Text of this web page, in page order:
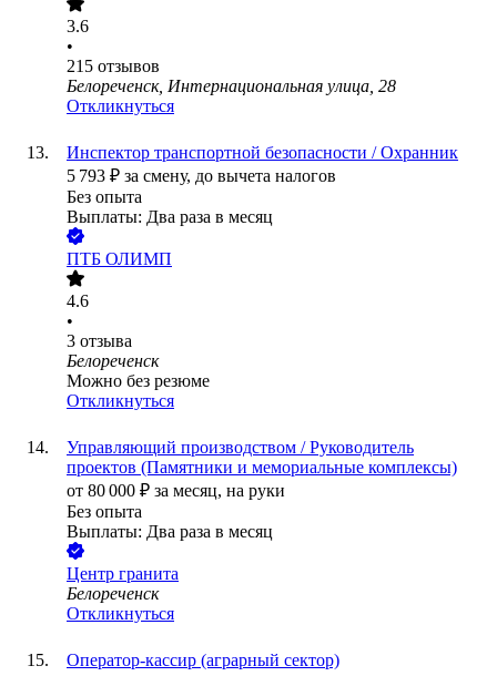
3.6
•
215 отзывов
Белореченск, Интернациональная улица, 28
Откликнуться
Инспектор транспортной безопасности / Охранник
5 793 ₽ за смену, до вычета налогов
Без опыта
Выплаты: Два раза в месяц
ПТБ ОЛИМП
4.6
•
3 отзыва
Белореченск
Можно без резюме
Откликнуться
Управляющий производством / Руководитель
проектов (Памятники и мемориальные комплексы)
от 80 000 ₽ за месяц, на руки
Без опыта
Выплаты: Два раза в месяц
Центр гранита
Белореченск
Откликнуться
Оператор-кассир (аграрный сектор)